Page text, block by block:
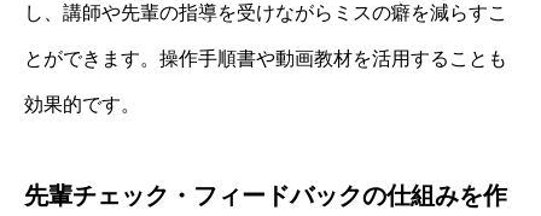
し、講師や先輩の指導を受けながらミスの癖を減らすこ
とができます。操作手順書や動画教材を活用することも
効果的です。
先輩チェック・フィードバックの仕組みを作